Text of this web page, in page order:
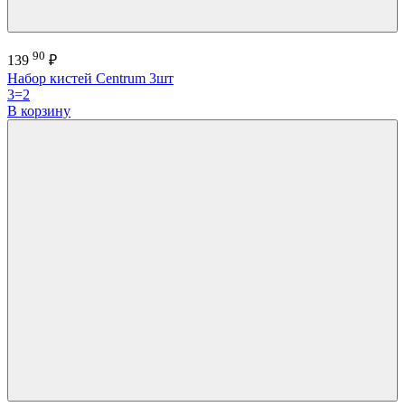
139 90 ₽
Набор кистей Centrum 3шт
3=2
В корзину